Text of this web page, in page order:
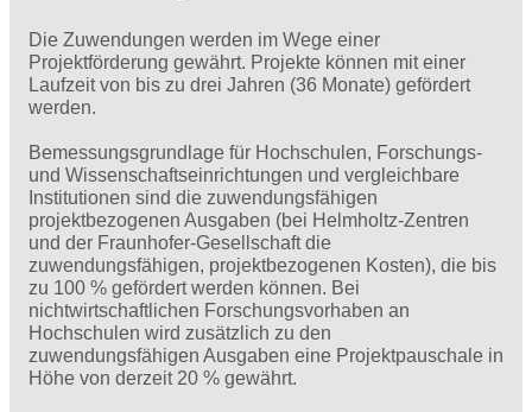
Die Zuwendungen werden im Wege einer
Projektförderung gewährt. Projekte können mit einer
Laufzeit von bis zu drei Jahren (36 Monate) gefördert
werden.
Bemessungsgrundlage für Hochschulen, Forschungs-
und Wissenschaftseinrichtungen und vergleichbare
Institutionen sind die zuwendungsfähigen
projektbezogenen Ausgaben (bei Helmholtz-Zentren
und der Fraunhofer-Gesellschaft die
zuwendungsfähigen, projektbezogenen Kosten), die bis
zu 100 % gefördert werden können. Bei
nichtwirtschaftlichen Forschungsvorhaben an
Hochschulen wird zusätzlich zu den
zuwendungsfähigen Ausgaben eine Projektpauschale in
Höhe von derzeit 20 % gewährt.